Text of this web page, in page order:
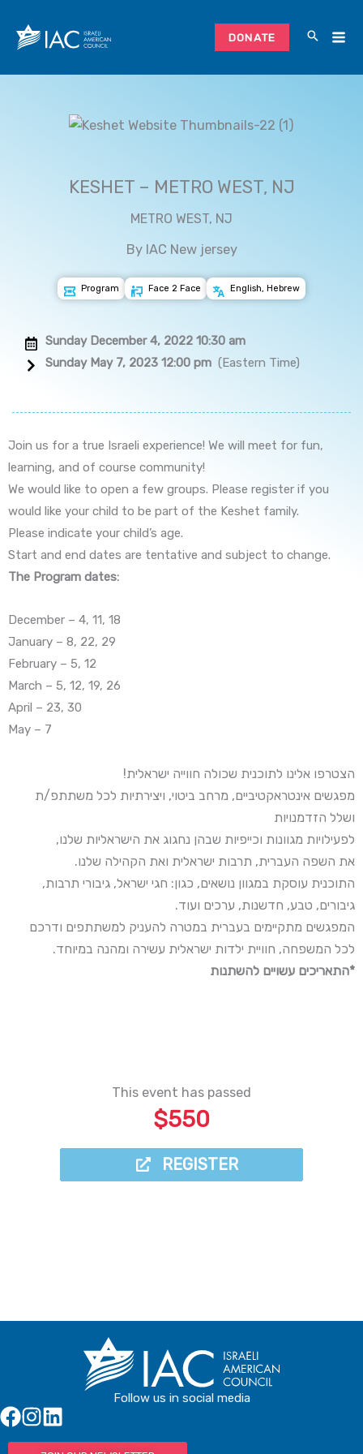
content
DONATE
KESHET – METRO WEST, NJ
METRO WEST, NJ
By IAC New jersey
Program Face 2 Face English, Hebrew
Sunday December 4, 2022 10:30 am
Sunday May 7, 2023 12:00 pm (Eastern Time)
Join us for a true Israeli experience! We will meet for fun,
learning, and of course community!
We would like to open a few groups. Please register if you
would like your child to be part of the Keshet family.
Please indicate your child’s age.
Start and end dates are tentative and subject to change.
The Program dates:
December – 4, 11, 18
January – 8, 22, 29
February – 5, 12
March – 5, 12, 19, 26
April – 23, 30
May – 7
הצטרפו אלינו לתוכנית שכולה חווייה ישראלית!
מפגשים אינטראקטיביים, מרחב ביטוי, ויצירתיות לכל משתתפ/ת
ושלל הזדמנויות
לפעילויות מגוונות וכייפיות שבהן נחגוג את הישראליות שלנו,
את השפה העברית, תרבות ישראלית ואת הקהילה שלנו.
התוכנית עוסקת במגוון נושאים, כגון: חגי ישראל, גיבורי תרבות,
גיבורים, טבע, חדשנות, ערכים ועוד.
המפגשים מתקיימים בעברית במטרה להעניק למשתתפים ודרכם
לכל המשפחה, חוויית ילדות ישראלית עשירה ומהנה במיוחד.
*התאריכים עשויים להשתנות
This event has passed
$550
REGISTER
Follow us in social media